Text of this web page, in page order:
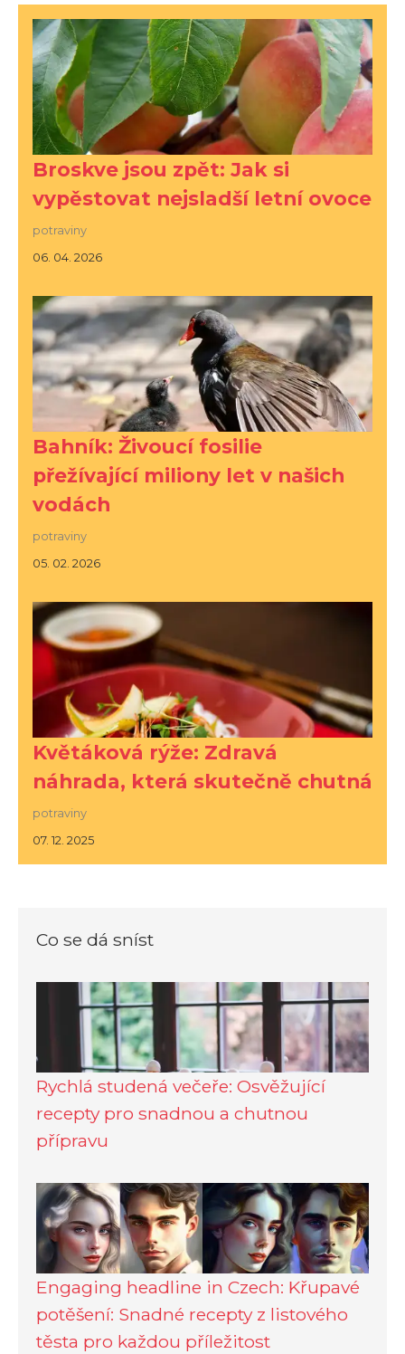
Broskve jsou zpět: Jak si
vypěstovat nejsladší letní ovoce
potraviny
06. 04. 2026
Bahník: Živoucí fosilie
přežívající miliony let v našich
vodách
potraviny
05. 02. 2026
Květáková rýže: Zdravá
náhrada, která skutečně chutná
potraviny
07. 12. 2025
Co se dá sníst
Rychlá studená večeře: Osvěžující
recepty pro snadnou a chutnou
přípravu
Engaging headline in Czech: Křupavé
potěšení: Snadné recepty z listového
těsta pro každou příležitost